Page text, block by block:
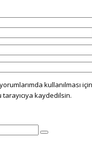
kullanılması
kaydedilsin.